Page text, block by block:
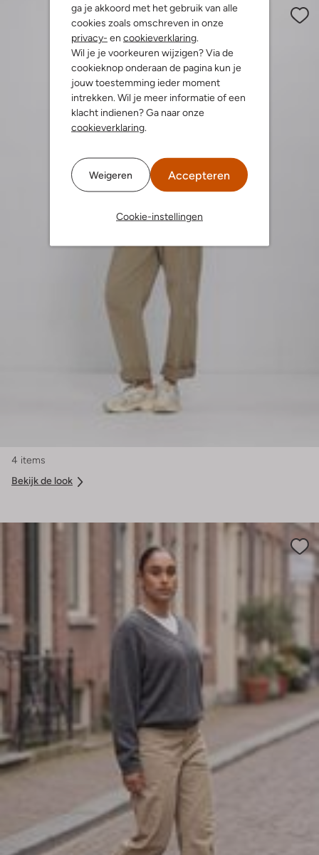
ga je akkoord met het gebruik van alle
cookies zoals omschreven in onze
privacy- en cookieverklaring.
Wil je je voorkeuren wijzigen? Via de
cookieknop onderaan de pagina kun je
jouw toestemming ieder moment
intrekken. Wil je meer informatie of een
klacht indienen? Ga naar onze
cookieverklaring.
Weigeren Accepteren
Cookie-instellingen
4 items
Bekijk de look